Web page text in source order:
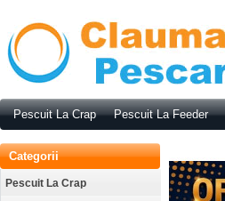
Pescuit La Crap Pescuit La Feeder
Categorii
Pescuit La Crap